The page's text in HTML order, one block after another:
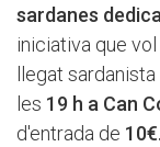
sardanes
iniciativa que
llegat
les 19 h a Can
d'entrada de 10€.